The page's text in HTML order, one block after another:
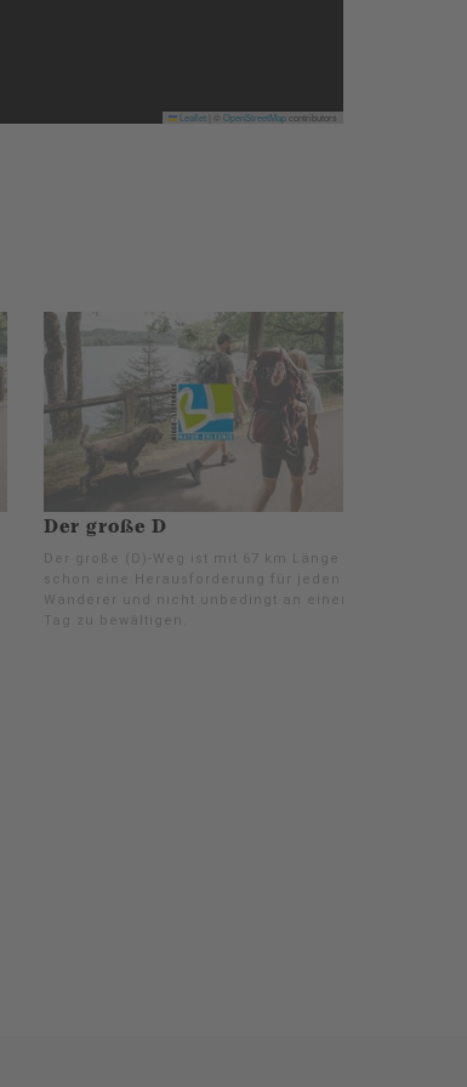
Leaflet OpenStreetMapcontributors
Der große D
Der große (D)-Weg ist mit 67 km Länge
schon eine Herausforderung für jeden
Wanderer und nicht unbedingt an einem
Tag zu bewältigen.